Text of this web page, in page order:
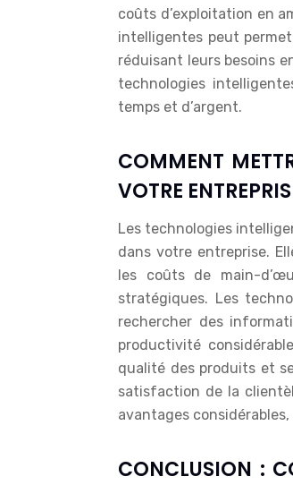
coûts d’exploitation en
intelligentes peut
réduisant leurs besoins
technologies
temps et d’argent.
COMMENT
VOTRE
Les technologies
dans votre entreprise.
les coûts de main-
stratégiques. Les
rechercher des
productivité
qualité des produits et
satisfaction de la
avantages
CONCLUSION :